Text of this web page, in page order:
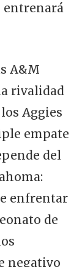
entrenará
A&M
rivalidad
Aggies
empate
del
enfrentar
de
negativo